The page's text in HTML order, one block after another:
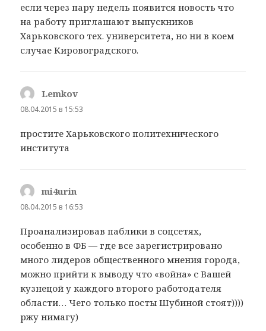
если через пару недель появится новость что
на работу приглашают выпускников
Харьковского тех. университета, но ни в коем
случае Кировоградского.
Lemkov
08.04.2015 в 15:53
простите Харьковского политехнического
института
mi4urin
08.04.2015 в 16:53
Проанализировав паблики в соцсетях,
особенно в ФБ — где все зарегистрировано
много лидеров общественного мнения города,
можно прийти к выводу что «война» с Вашей
кузнецой у каждого второго работодателя
области… Чего только посты Шубиной стоят))))
ржу нимагу)